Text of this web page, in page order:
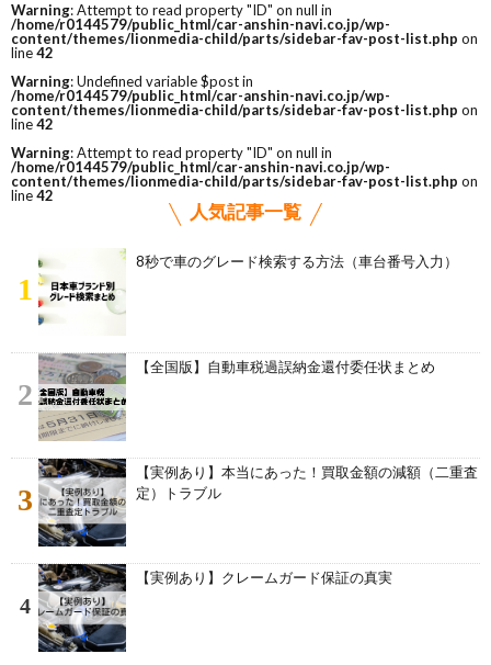
Warning: Attempt to read property "ID" on null in
/home/r0144579/public_html/car-anshin-navi.co.jp/wp-
content/themes/lionmedia-child/parts/sidebar-fav-post-list.php on
line42
Warning: Undefined variable $post in
/home/r0144579/public_html/car-anshin-navi.co.jp/wp-
content/themes/lionmedia-child/parts/sidebar-fav-post-list.php on
line42
Warning: Attempt to read property "ID" on null in
/home/r0144579/public_html/car-anshin-navi.co.jp/wp-
content/themes/lionmedia-child/parts/sidebar-fav-post-list.php on
line42
人気記事一覧
1
8秒で車のグレード検索する方法（車台番号入力）
2
【全国版】自動車税過誤納金還付委任状まとめ
3
【実例あり】本当にあった！買取金額の減額（二重査
定）トラブル
4
【実例あり】クレームガード保証の真実